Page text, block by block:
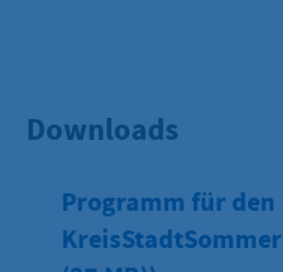
Downloads
Programm für den
KreisStadtSommer